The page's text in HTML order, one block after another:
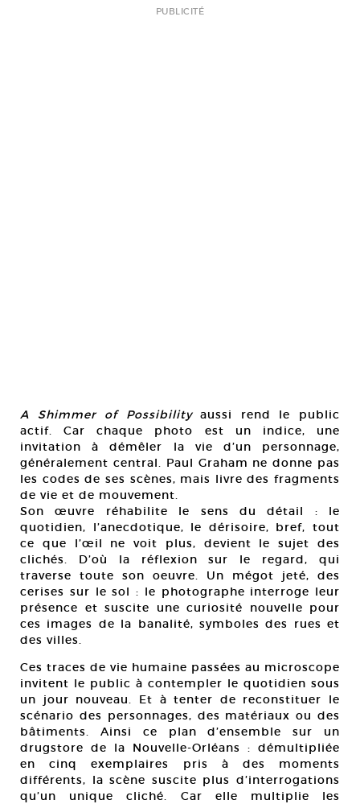
PUBLICITÉ
A Shimmer of Possibilityaussi rend le public
actif. Car chaque photo est un indice, une
invitation à démêler la vie d’un personnage,
généralement central. Paul Graham ne donne pas
les codes de ses scènes, mais livre des fragments
de vie et de mouvement.
Son œuvre réhabilite le sens du détail : le
quotidien, l’anecdotique, le dérisoire, bref, tout
ce que l’œil ne voit plus, devient le sujet des
clichés. D’où la réflexion sur le regard, qui
traverse toute son oeuvre. Un mégot jeté, des
cerises sur le sol : le photographe interroge leur
présence et suscite une curiosité nouvelle pour
ces images de la banalité, symboles des rues et
des villes.
Ces traces de vie humaine passées au microscope
invitent le public à contempler le quotidien sous
un jour nouveau. Et à tenter de reconstituer le
scénario des personnages, des matériaux ou des
bâtiments. Ainsi ce plan d’ensemble sur un
drugstore de la Nouvelle-Orléans : démultipliée
en cinq exemplaires pris à des moments
différents, la scène suscite plus d’interrogations
qu’un unique cliché. Car elle multiplie les